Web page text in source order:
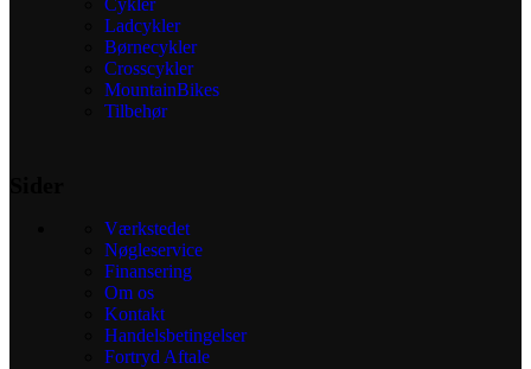
Ladcykler
Børnecykler
Crosscykler
MountainBikes
Tilbehør
Værkstedet
Nøgleservice
Finansering
Om os
Kontakt
Handelsbetingelser
Fortryd Aftale